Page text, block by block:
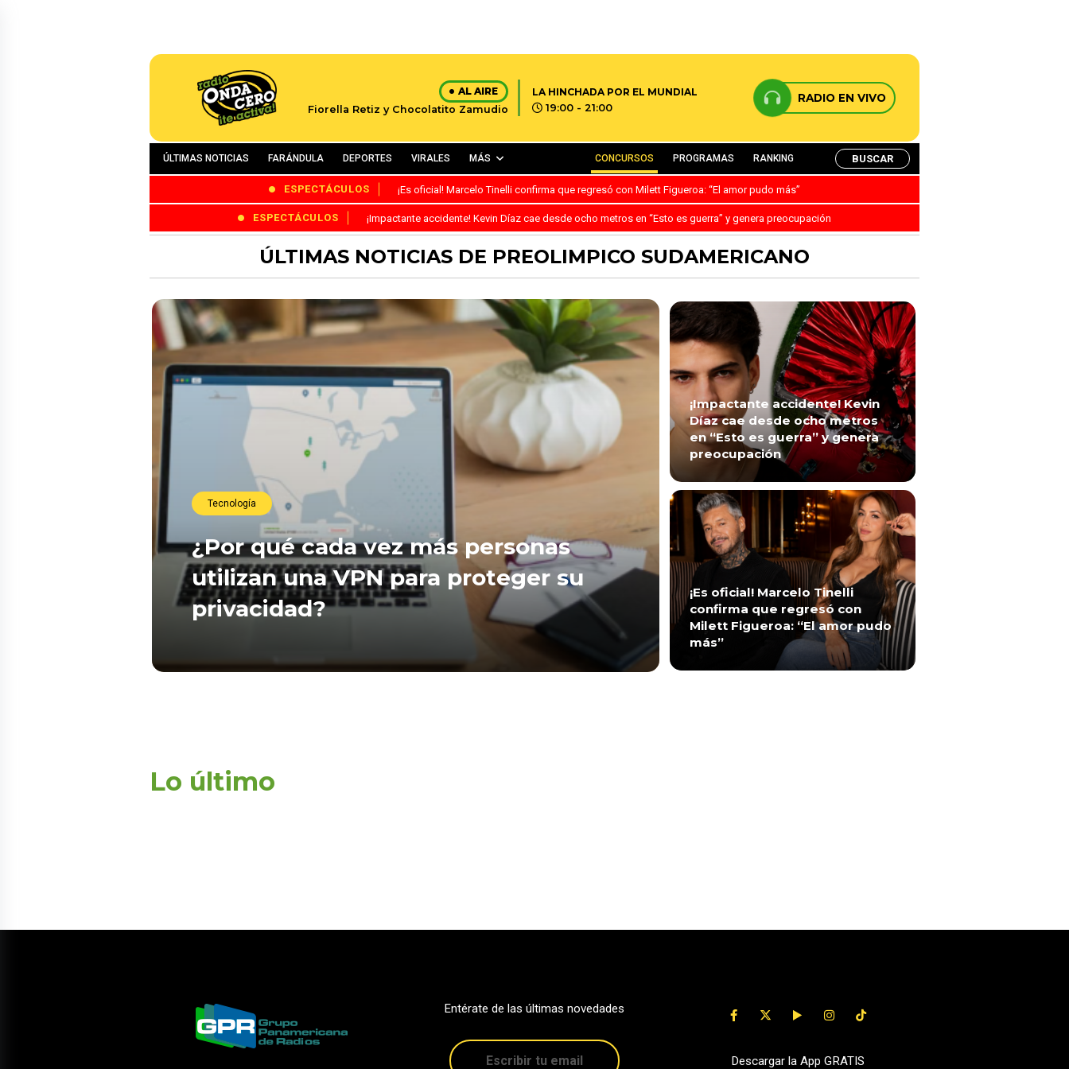
AL AIRE
Fiorella Retiz y Chocolatito Zamudio
LA HINCHADA POR EL MUNDIAL
19:00 - 21:00
RADIO EN VIVO
ÚLTIMAS NOTICIAS FARÁNDULA DEPORTES VIRALES MÁS CONCURSOS PROGRAMAS RANKING BUSCAR
ESPECTÁCULOS ¡Es oficial! Marcelo Tinelli confirma que regresó con Milett Figueroa: “El amor pudo más”
ESPECTÁCULOS ¡Impactante accidente! Kevin Díaz cae desde ocho metros en “Esto es guerra” y genera preocupación
ÚLTIMAS NOTICIAS DE PREOLIMPICO SUDAMERICANO
Tecnología
¿Por qué cada vez más personas
utilizan una VPN para proteger su
privacidad?
¡Impactante accidente! Kevin
Díaz cae desde ocho metros
en “Esto es guerra” y genera
preocupación
¡Es oficial! Marcelo Tinelli
confirma que regresó con
Milett Figueroa: “El amor pudo
más”
Lo último
Entérate de las últimas novedades
Descargar la App GRATIS